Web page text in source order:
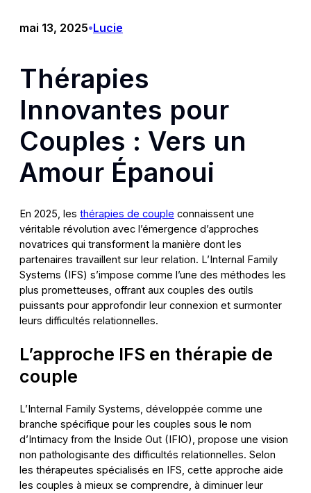
mai 13, 2025•Lucie
Thérapies
Innovantes pour
Couples : Vers un
Amour Épanoui
En 2025, les thérapies de couple connaissent une
véritable révolution avec l’émergence d’approches
novatrices qui transforment la manière dont les
partenaires travaillent sur leur relation. L’Internal Family
Systems (IFS) s’impose comme l’une des méthodes les
plus prometteuses, offrant aux couples des outils
puissants pour approfondir leur connexion et surmonter
leurs difficultés relationnelles.
L’approche IFS en thérapie de
couple
L’Internal Family Systems, développée comme une
branche spécifique pour les couples sous le nom
d’Intimacy from the Inside Out (IFIO), propose une vision
non pathologisante des difficultés relationnelles. Selon
les thérapeutes spécialisés en IFS, cette approche aide
les couples à mieux se comprendre, à diminuer leur